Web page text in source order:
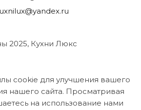
2025, Кухни Люкс
cookie для улучшения вашего
нашего сайта. Просматривая
на использование нами